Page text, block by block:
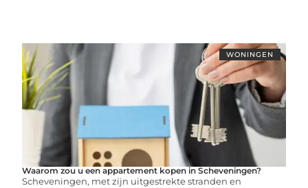
WONINGEN
Waarom zou u een appartement kopen in Scheveningen?
Scheveningen, met zijn uitgestrekte stranden en